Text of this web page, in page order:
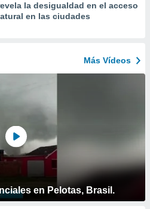
la desigualdad en el acceso
en las ciudades
Más Vídeos
en Pelotas, Brasil.